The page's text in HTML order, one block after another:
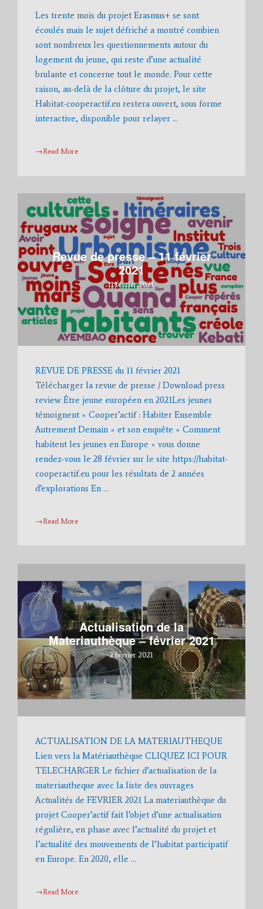
Les trente mois du projet Erasmus+ se sont
écoulés mais le sujet défriché a montré combien
sont nombreux les questionnements autour du
logement du jeune, qui reste d’une actualité
brulante et concerne tout le monde. Pour cette
raison, au-delà de la clôture du projet, le site
Habitat-cooperactif.eu restera ouvert, sous forme
interactive, disponible pour relayer …
→Read More
Revue de presse – 11 février
2021
11 février 2021
REVUE DE PRESSE du 11 février 2021
Télécharger la revue de presse / Download press
review Être jeune européen en 2021Les jeunes
témoignent « Cooper’actif : Habiter Ensemble
Autrement Demain » et son enquête « Comment
habitent les jeunes en Europe » vous donne
rendez-vous le 28 février sur le site https://habitat-
cooperactif.eu pour les résultats de 2 années
d’explorations En …
→Read More
Actualisation de la
Materiauthèque – février 2021
2 février 2021
ACTUALISATION DE LA MATERIAUTHEQUE
Lien vers la Matériauthèque CLIQUEZ ICI POUR
TELECHARGER Le fichier d’actualisation de la
materiautheque avec la liste des ouvrages
Actualités de FEVRIER 2021 La materiauthèque du
projet Cooper’actif fait l’objet d’une actualisation
régulière, en phase avec l’actualité du projet et
l’actualité des mouvements de l’habitat participatif
en Europe. En 2020, elle …
→Read More